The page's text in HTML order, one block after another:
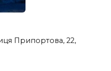
Припортова, 22,